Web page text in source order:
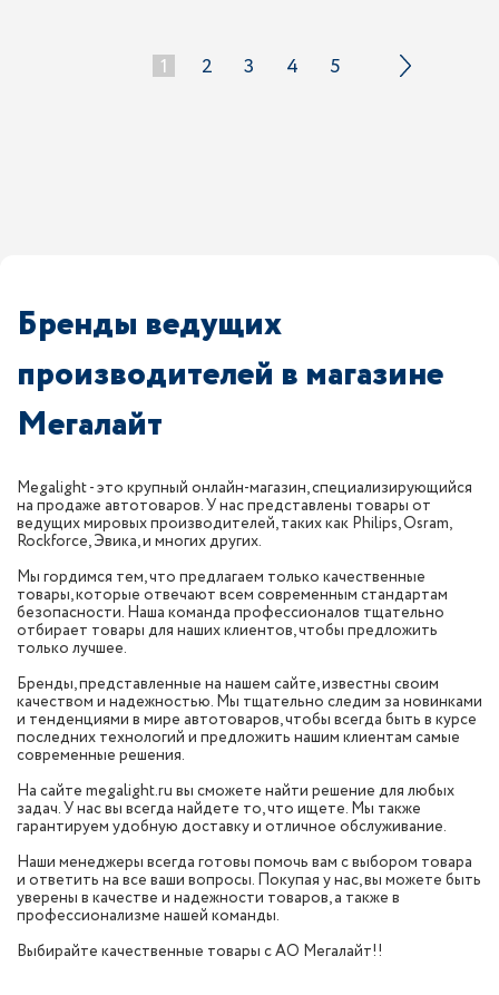
1 2 3 4 5
Бренды ведущих
производителей в магазине
Мегалайт
Megalight - это крупный онлайн-магазин, специализирующийся
на продаже автотоваров. У нас представлены товары от
ведущих мировых производителей, таких как Philips, Osram,
Rockforce, Эвика, и многих других.
Мы гордимся тем, что предлагаем только качественные
товары, которые отвечают всем современным стандартам
безопасности. Наша команда профессионалов тщательно
отбирает товары для наших клиентов, чтобы предложить
только лучшее.
Бренды, представленные на нашем сайте, известны своим
качеством и надежностью. Мы тщательно следим за новинками
и тенденциями в мире автотоваров, чтобы всегда быть в курсе
последних технологий и предложить нашим клиентам самые
современные решения.
На сайте megalight.ru вы сможете найти решение для любых
задач. У нас вы всегда найдете то, что ищете. Мы также
гарантируем удобную доставку и отличное обслуживание.
Наши менеджеры всегда готовы помочь вам с выбором товара
и ответить на все ваши вопросы. Покупая у нас, вы можете быть
уверены в качестве и надежности товаров, а также в
профессионализме нашей команды.
Выбирайте качественные товары с АО Мегалайт!!